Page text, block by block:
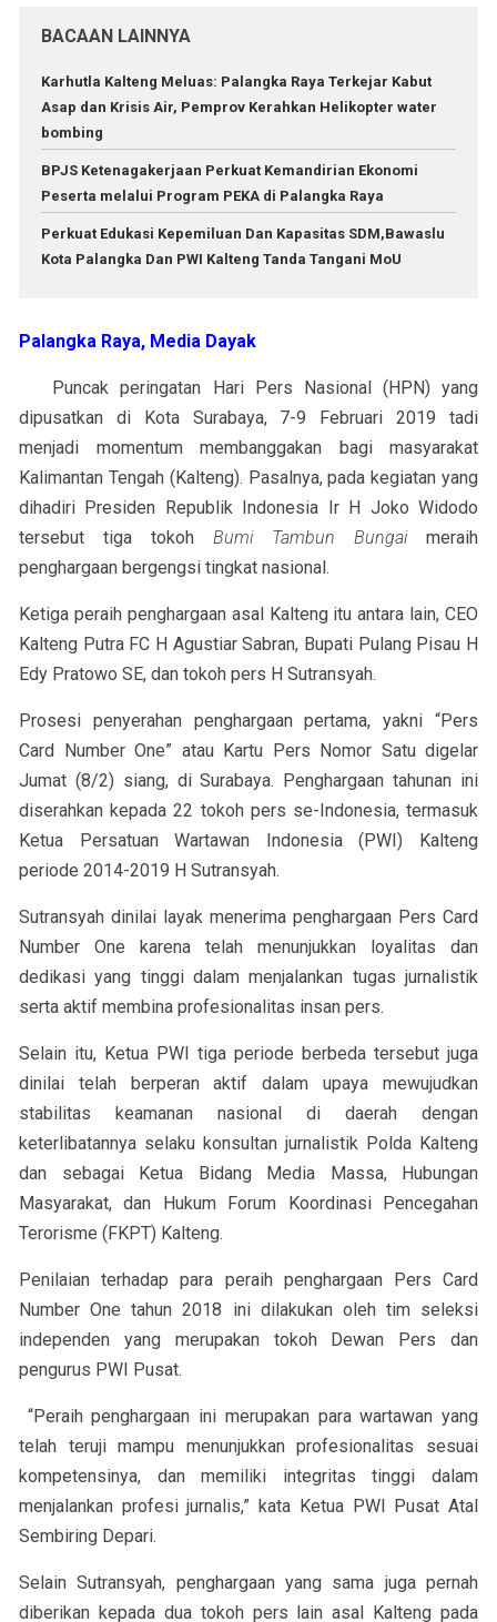
BACAAN LAINNYA
Karhutla Kalteng Meluas: Palangka Raya Terkejar Kabut
Asap dan Krisis Air, Pemprov Kerahkan Helikopter water
bombing
BPJS Ketenagakerjaan Perkuat Kemandirian Ekonomi
Peserta melalui Program PEKA di Palangka Raya
Perkuat Edukasi Kepemiluan Dan Kapasitas SDM,Bawaslu
Kota Palangka Dan PWI Kalteng Tanda Tangani MoU
Palangka Raya, Media Dayak
Puncak peringatan Hari Pers Nasional (HPN) yang
dipusatkan di Kota Surabaya, 7-9 Februari 2019 tadi
menjadi momentum membanggakan bagi masyarakat
Kalimantan Tengah (Kalteng). Pasalnya, pada kegiatan yang
dihadiri Presiden Republik Indonesia Ir H Joko Widodo
tersebut tiga tokoh Bumi Tambun Bungaimeraih
penghargaan bergengsi tingkat nasional.
Ketiga peraih penghargaan asal Kalteng itu antara lain, CEO
Kalteng Putra FC H Agustiar Sabran, Bupati Pulang Pisau H
Edy Pratowo SE, dan tokoh pers H Sutransyah.
Prosesi penyerahan penghargaan pertama, yakni “Pers
Card Number One” atau Kartu Pers Nomor Satu digelar
Jumat (8/2) siang, di Surabaya. Penghargaan tahunan ini
diserahkan kepada 22 tokoh pers se-Indonesia, termasuk
Ketua Persatuan Wartawan Indonesia (PWI) Kalteng
periode 2014-2019 H Sutransyah.
Sutransyah dinilai layak menerima penghargaan Pers Card
Number One karena telah menunjukkan loyalitas dan
dedikasi yang tinggi dalam menjalankan tugas jurnalistik
serta aktif membina profesionalitas insan pers.
Selain itu, Ketua PWI tiga periode berbeda tersebut juga
dinilai telah berperan aktif dalam upaya mewujudkan
stabilitas keamanan nasional di daerah dengan
keterlibatannya selaku konsultan jurnalistik Polda Kalteng
dan sebagai Ketua Bidang Media Massa, Hubungan
Masyarakat, dan Hukum Forum Koordinasi Pencegahan
Terorisme (FKPT) Kalteng.
Penilaian terhadap para peraih penghargaan Pers Card
Number One tahun 2018 ini dilakukan oleh tim seleksi
independen yang merupakan tokoh Dewan Pers dan
pengurus PWI Pusat.
“Peraih penghargaan ini merupakan para wartawan yang
telah teruji mampu menunjukkan profesionalitas sesuai
kompetensinya, dan memiliki integritas tinggi dalam
menjalankan profesi jurnalis,” kata Ketua PWI Pusat Atal
Sembiring Depari.
Selain Sutransyah, penghargaan yang sama juga pernah
diberikan kepada dua tokoh pers lain asal Kalteng pada